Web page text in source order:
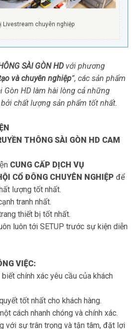
Livestream chuyên nghiệp
SÀI GÒN HDvới phương
và chuyên nghiệp”, các sản phẩm
Gòn HD làm hài lòng cả những
chất lượng sản phẩm tốt nhất.
THÔNG SÀI GÒN HD CAM
CUNG CẤP DỊCH VỤ
CỔ ĐÔNG CHUYÊN NGHIỆP để
lượng tốt nhất.
tranh nhất.
thiết bị tốt nhất.
luôn tới SETUP trước sự kiện diễn
VIỆC:
chính xác yêu cầu của khách
tốt nhất cho khách hàng.
cách nhanh chóng và chính xác.
với sự trân trọng và tận tâm, đặt lợi